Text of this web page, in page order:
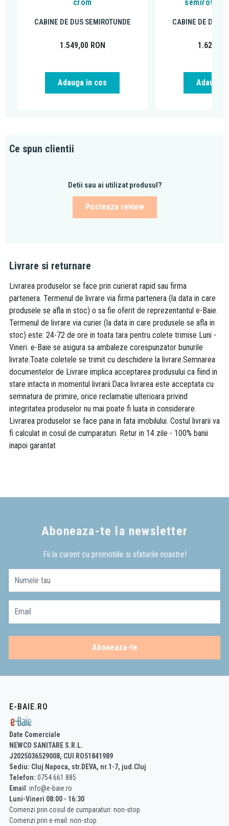
crom
CABINE DE DUS SEMIROTUNDE
1.549,00 RON
Adauga in cos
CABINE DE DUS
1.624,99
Adauga
Ce spun clientii
Detii sau ai utilizat produsul?
Posteaza review
Livrare si returnare
Livrarea produselor se face prin curierat rapid sau firma
partenera. Termenul de livrare via firma partenera (la data in care
produsele se afla in stoc) o sa fie oferit de reprezentantul e-Baie.
Termenul de livrare via curier (la data in care produsele se afla in
stoc) este: 24-72 de ore in toata tara pentru colete trimise Luni -
Vineri. e-Baie se asigura sa ambaleze corespunzator bunurile
livrate.Toate coletele se trimit cu deschidere la livrare.Semnarea
documentelor de Livrare implica acceptarea produsului ca fiind in
stare intacta in momentul livrarii.Daca livrarea este acceptata cu
semnatura de primire, orice reclamatie ulterioara privind
integritatea produselor nu mai poate fi luata in considerare.
Livrarea produselor se face pana in fata imobilului. Costul livrarii va
fi calculat in cosul de cumparaturi. Retur in 14 zile - 100% banii
inapoi garantat
Aboneaza-te la newsletter
Fii la curent cu promotiile si sfaturile noastre!
Numele tau
Email
Aboneaza-te
E-BAIE.RO
Date Comerciale
NEWCO SANITARE S.R.L.
J2025036529008, CUI RO51841989
Sediu: Cluj Napoca, str.DEVA, nr.1-7, jud.Cluj
Telefon: 0754 661 885
Email : info@e-baie.ro
Luni-Vineri 08:00 - 16:30
Comenzi prin cosul de cumparaturi: non-stop
Comenzi prin e-mail: non-stop